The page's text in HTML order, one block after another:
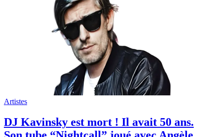
Artistes
DJ Kavinsky est mort ! Il avait 50 ans.